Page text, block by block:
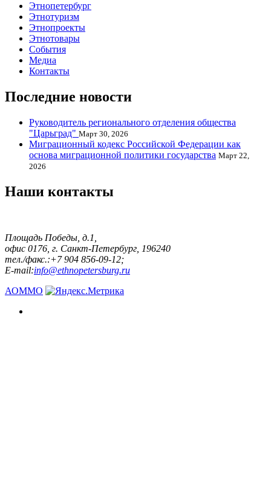
Этнопетербург
Этнотуризм
Этнопроекты
Этнотовары
События
Медиа
Контакты
Последние новости
Руководитель регионального отделения общества
"Царьград" Март 30, 2026
Миграционный кодекс Российской Федерации как
основа миграционной политики государства Март 22,
2026
Наши контакты
Площадь Победы, д.1,
офис 0176, г. Санкт-Петербург, 196240
тел./факс.:+7 904 856-09-12;
E-mail:info@ethnopetersburg.ru
АОММО